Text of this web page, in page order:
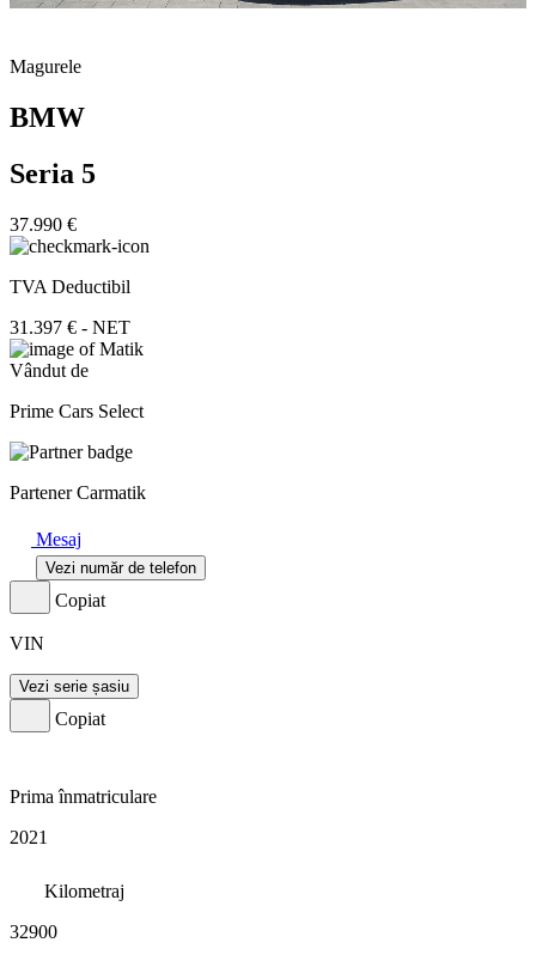
Magurele
BMW
Seria 5
37.990 €
TVA Deductibil
31.397 € - NET
Vândut de
Prime Cars Select
Partener Carmatik
Mesaj
Vezi număr de telefon
Copiat
VIN
Vezi serie șasiu
Copiat
Prima înmatriculare
2021
Kilometraj
32900